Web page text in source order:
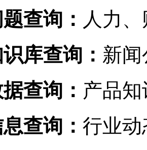
询： 人力
库查询： 新闻
询： 产品知
询： 行业动